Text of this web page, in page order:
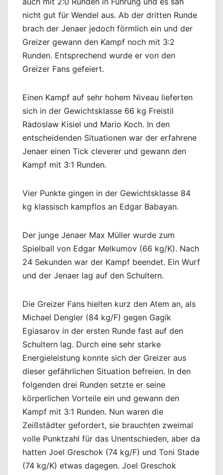
nicht gut für Wendel aus. Ab der dritten Runde
brach der Jenaer jedoch förmlich ein und der
Greizer gewann den Kampf noch mit 3:2
Runden. Entsprechend wurde er von den
Greizer Fans gefeiert.
Einen Kampf auf sehr hohem Niveau lieferten
sich in der Gewichtsklasse 66 kg Freistil
Radoslaw Kisiel und Mario Koch. In den
entscheidenden Situationen war der erfahrene
Jenaer einen Tick cleverer und gewann den
Kampf mit 3:1 Runden.
Vier Punkte gingen in der Gewichtsklasse 84
kg klassisch kampflos an Edgar Babayan.
Der junge Jenaer Max Müller wurde zum
Spielball von Edgar Melkumov (66 kg/K). Nach
24 Sekunden war der Kampf beendet. Ein Wurf
und der Jenaer lag auf den Schultern.
Die Greizer Fans hielten kurz den Atem an, als
Michael Dengler (84 kg/F) gegen Gagik
Egiasarov in der ersten Runde fast auf den
Schultern lag. Durch eine sehr starke
Energieleistung konnte sich der Greizer aus
dieser gefährlichen Situation befreien. In den
folgenden drei Runden setzte er seine
körperlichen Vorteile ein und gewann den
Kampf mit 3:1 Runden. Nun waren die
Zeißstädter gefordert, sie brauchten zweimal
volle Punktzahl für das Unentschieden, aber da
hatten Joel Greschok (74 kg/F) und Toni Stade
(74 kg/K) etwas dagegen. Joel Greschok